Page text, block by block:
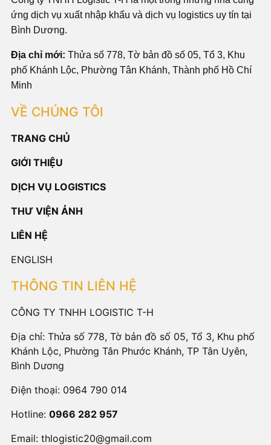
ứng dịch vụ xuất nhập khẩu và dịch vụ logistics uy tín tại
Bình Dương.
Địa chỉ mới: Thửa số 778, Tờ bản đồ số 05, Tổ 3, Khu
phố Khánh Lộc, Phường Tân Khánh, Thành phố Hồ Chí
Minh
VỀ CHÚNG TÔI
TRANG CHỦ
GIỚI THIỆU
DỊCH VỤ LOGISTICS
THƯ VIỆN ẢNH
LIÊN HỆ
ENGLISH
THÔNG TIN LIÊN HỆ
CÔNG TY TNHH LOGISTIC T-H
Địa chỉ: Thửa số 778, Tờ bản đồ số 05, Tổ 3, Khu phố
Khánh Lộc, Phường Tân Phước Khánh, TP Tân Uyên,
Bình Dương
Điện thoại: 0964 790 014
Hotline: 0966 282 957
Email: thlogistic20@gmail.com